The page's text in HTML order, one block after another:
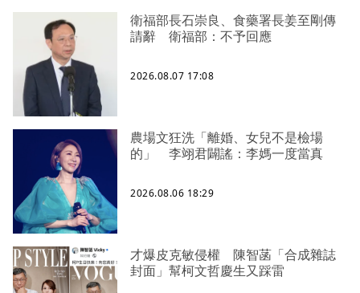
衛福部長石崇良、食藥署長姜至剛傳
請辭 衛福部：不予回應
2026.08.07 17:08
農場文狂洗「離婚、女兒不是檢場
的」 李翊君闢謠：李媽一度當真
2026.08.06 18:29
才爆皮克敏侵權 陳智菡「合成雜誌
封面」幫柯文哲慶生又踩雷